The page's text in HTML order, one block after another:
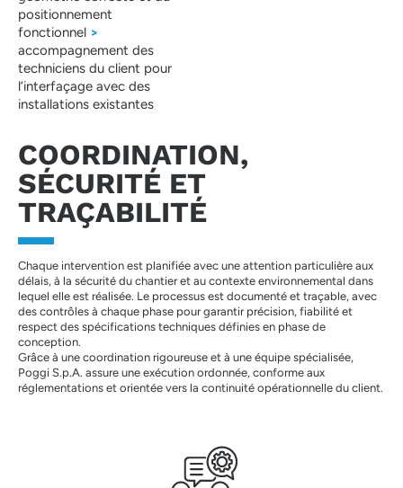
positionnement
fonctionnel >
accompagnement des
techniciens du client pour
l’interfaçage avec des
installations existantes
COORDINATION,
SÉCURITÉ ET
TRAÇABILITÉ
Chaque intervention est planifiée avec une attention particulière aux
délais, à la sécurité du chantier et au contexte environnemental dans
lequel elle est réalisée. Le processus est documenté et traçable, avec
des contrôles à chaque phase pour garantir précision, fiabilité et
respect des spécifications techniques définies en phase de
conception.
Grâce à une coordination rigoureuse et à une équipe spécialisée,
Poggi S.p.A. assure une exécution ordonnée, conforme aux
réglementations et orientée vers la continuité opérationnelle du client.